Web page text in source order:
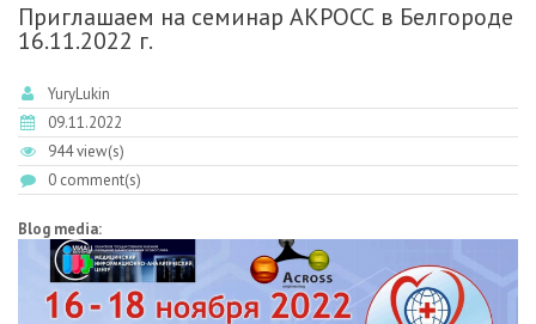
Приглашаем на семинар АКРОСС в Белгороде
16.11.2022 г.
YuryLukin
09.11.2022
944 view(s)
0 comment(s)
Blog media: